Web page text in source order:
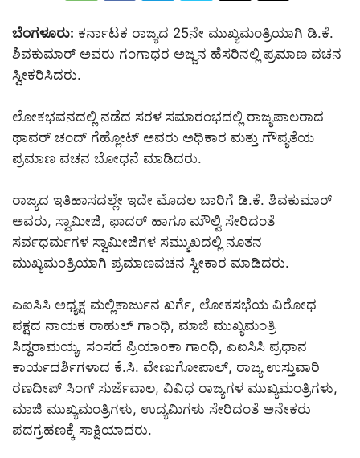
ಬೆಂಗಳೂರು: ಕರ್ನಾಟಕ ರಾಜ್ಯದ 25ನೇ ಮುಖ್ಯಮಂತ್ರಿಯಾಗಿ ಡಿ.ಕೆ.
ಶಿವಕುಮಾರ್‌ ಅವರು ಗಂಗಾಧರ ಅಜ್ಜನ ಹೆಸರಿನಲ್ಲಿ ಪ್ರಮಾಣ ವಚನ
ಸ್ವೀಕರಿಸಿದರು.
ಲೋಕಭವನದಲ್ಲಿ ನಡೆದ ಸರಳ ಸಮಾರಂಭದಲ್ಲಿ ರಾಜ್ಯಪಾಲರಾದ
ಥಾವರ್ ಚಂದ್ ಗೆಹ್ಲೋಟ್ ಅವರು ಅಧಿಕಾರ ಮತ್ತು ಗೌಪ್ಯತೆಯ
ಪ್ರಮಾಣ ವಚನ ಬೋಧನೆ ಮಾಡಿದರು.
ರಾಜ್ಯದ ಇತಿಹಾಸದಲ್ಲೇ ಇದೇ ಮೊದಲ ಬಾರಿಗೆ ಡಿ.ಕೆ. ಶಿವಕುಮಾರ್
ಅವರು, ಸ್ವಾಮೀಜಿ, ಫಾದರ್ ಹಾಗೂ ಮೌಲ್ವಿ ಸೇರಿದಂತೆ
ಸರ್ವಧರ್ಮಗಳ ಸ್ವಾಮೀಜಿಗಳ ಸಮ್ಮುಖದಲ್ಲಿ ನೂತನ
ಮುಖ್ಯಮಂತ್ರಿಯಾಗಿ ಪ್ರಮಾಣವಚನ ಸ್ವೀಕಾರ ಮಾಡಿದರು.
ಎಐಸಿಸಿ ಅಧ್ಯಕ್ಷ ಮಲ್ಲಿಕಾರ್ಜುನ ಖರ್ಗೆ, ಲೋಕಸಭೆಯ ವಿರೋಧ
ಪಕ್ಷದ ನಾಯಕ ರಾಹುಲ್ ಗಾಂಧಿ, ಮಾಜಿ ಮುಖ್ಯಮಂತ್ರಿ
ಸಿದ್ದರಾಮಯ್ಯ, ಸಂಸದೆ ಪ್ರಿಯಾಂಕಾ ಗಾಂಧಿ, ಎಐಸಿಸಿ ಪ್ರಧಾನ
ಕಾರ್ಯದರ್ಶಿಗಳಾದ ಕೆ.ಸಿ. ವೇಣುಗೋಪಾಲ್, ರಾಜ್ಯ ಉಸ್ತುವಾರಿ
ರಣದೀಪ್ ಸಿಂಗ್ ಸುರ್ಜೆವಾಲ, ವಿವಿಧ ರಾಜ್ಯಗಳ ಮುಖ್ಯಮಂತ್ರಿಗಳು,
ಮಾಜಿ ಮುಖ್ಯಮಂತ್ರಿಗಳು, ಉದ್ಯಮಿಗಳು ಸೇರಿದಂತೆ ಅನೇಕರು
ಪದಗ್ರಹಣಕ್ಕೆ ಸಾಕ್ಷಿಯಾದರು.